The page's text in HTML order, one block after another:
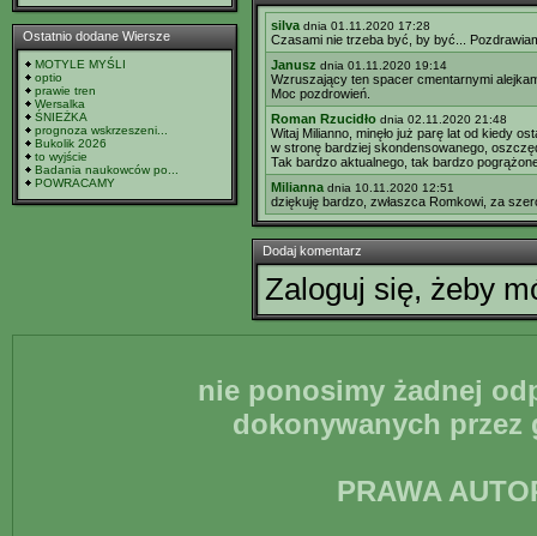
Ostatnio dodane Wiersze
MOTYLE MYŚLI
optio
prawie tren
Wersalka
ŚNIEŻKA
prognoza wskrzeszeni...
Bukolik 2026
to wyjście
Badania naukowców po...
POWRACAMY
silva dnia 01.11.2020 17:28
Czasami nie trzeba być, by być...
Janusz dnia 01.11.2020 19:14
Wzruszający ten spacer cmentarnymi
Moc pozdrowień.
Roman Rzucidło dnia 02.11.2020 21:48
Witaj Milianno, minęło już parę lat od kiedy
w stronę bardziej skondensowanego,
Tak bardzo aktualnego, tak bardzo
Milianna dnia 10.11.2020 12:51
dziękuję bardzo, zwłaszca Romkowi, za
Dodaj komentarz
Zaloguj się, żeby
nie ponosimy żadnej
dokonywanych
PRAWA